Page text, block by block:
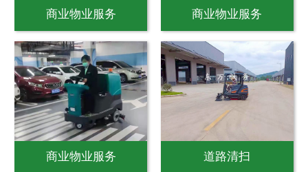
商业物业服务 商业物业服务
商业物业服务 道路清扫